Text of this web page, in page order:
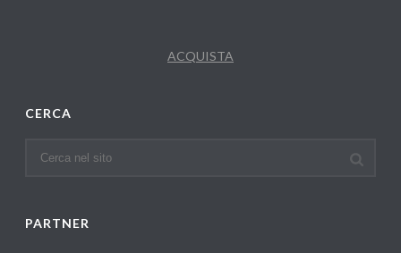
ACQUISTA
CERCA
PARTNER